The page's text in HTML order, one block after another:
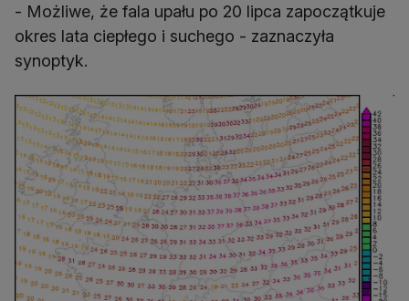
- Możliwe, że fala upału po 20 lipca zapoczątkuje
okres lata ciepłego i suchego - zaznaczyła
synoptyk.